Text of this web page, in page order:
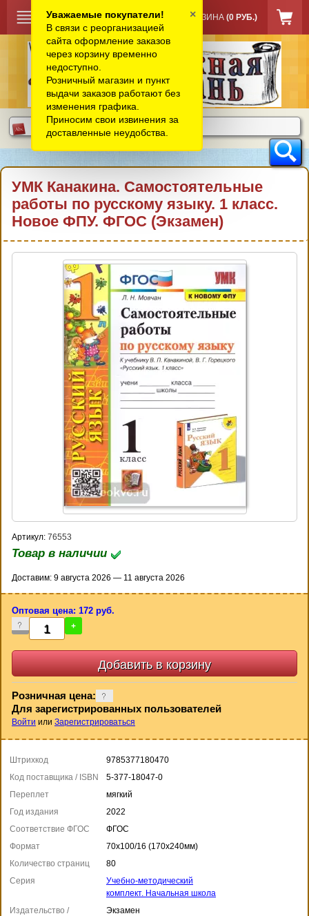
КОРЗИНА (0 РУБ.)
УМК Канакина. Самостоятельные
работы по русскому языку. 1 класс.
Новое ФПУ. ФГОС (Экзамен)
Артикул: 76553
Товар в наличии
Доставим: 9 августа 2026 — 11 августа 2026
Оптовая цена: 172 руб.
- +
Розничная цена:
Для зарегистрированных пользователей
Войти или Зарегистрироваться
Штрихкод
9785377180470
Код поставщика / ISBN
5-377-18047-0
Переплет
мягкий
Год издания
2022
Соответствие ФГОС
ФГОС
Формат
70x100/16 (170x240мм)
Количество страниц
80
Серия
Учебно-методический
комплект. Начальная школа
Издательство /
Экзамен
Уважаемые покупатели!
В связи с реорганизацией
сайта оформление заказов
через корзину временно
недоступно.
Розничный магазин и пункт
выдачи заказов работают без
изменения графика.
Приносим свои извинения за
доставленные неудобства.
×